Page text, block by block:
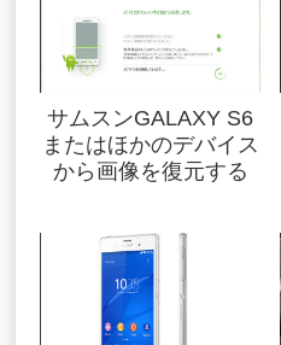
サムスンGALAXY S6
またはほかのデバイス
から画像を復元する